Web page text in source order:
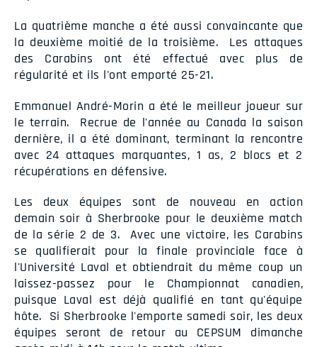
La quatrième manche a été aussi convaincante que
la deuxième moitié de la troisième. Les attaques
des Carabins ont été effectué avec plus de
régularité et ils l'ont emporté 25-21.
Emmanuel André-Morin a été le meilleur joueur sur
le terrain. Recrue de l'année au Canada la saison
dernière, il a été dominant, terminant la rencontre
avec 24 attaques marquantes, 1 as, 2 blocs et 2
récupérations en défensive.
Les deux équipes sont de nouveau en action
demain soir à Sherbrooke pour le deuxième match
de la série 2 de 3. Avec une victoire, les Carabins
se qualifierait pour la finale provinciale face à
l'Université Laval et obtiendrait du même coup un
laissez-passez pour le Championnat canadien,
puisque Laval est déjà qualifié en tant qu'équipe
hôte. Si Sherbrooke l'emporte samedi soir, les deux
équipes seront de retour au CEPSUM dimanche